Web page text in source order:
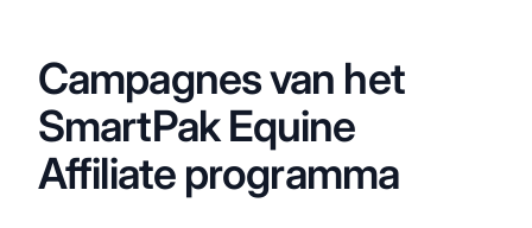
Campagnes van het
SmartPak Equine
Affiliate programma